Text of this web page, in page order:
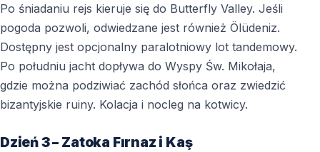
Po śniadaniu rejs kieruje się do Butterfly Valley. Jeśli
pogoda pozwoli, odwiedzane jest również Ölüdeniz.
Dostępny jest opcjonalny paralotniowy lot tandemowy.
Po południu jacht dopływa do Wyspy Św. Mikołaja,
gdzie można podziwiać zachód słońca oraz zwiedzić
bizantyjskie ruiny. Kolacja i nocleg na kotwicy.
Dzień 3 – Zatoka Fırnaz i Kaş